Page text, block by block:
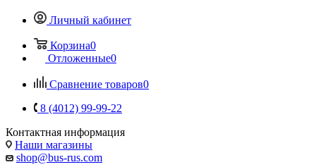
Личный кабинет
Корзина0
Отложенные0
Сравнение товаров0
8 (4012) 99-99-22
Контактная информация
Наши магазины
shop@bus-rus.com